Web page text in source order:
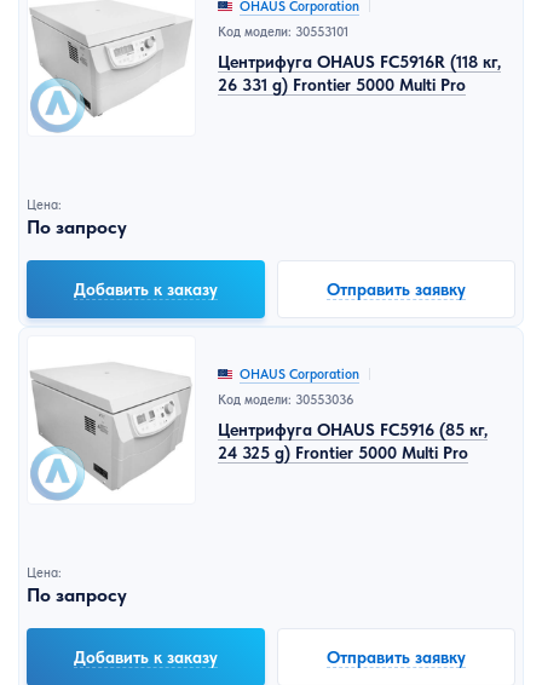
OHAUS Corporation
Код модели: 30553101
Центрифуга OHAUS FC5916R (118 кг,
26 331 g) Frontier 5000 Multi Pro
Цена:
По запросу
Добавить к заказу Отправить заявку
OHAUS Corporation
Код модели: 30553036
Центрифуга OHAUS FC5916 (85 кг,
24 325 g) Frontier 5000 Multi Pro
Цена:
По запросу
Добавить к заказу Отправить заявку